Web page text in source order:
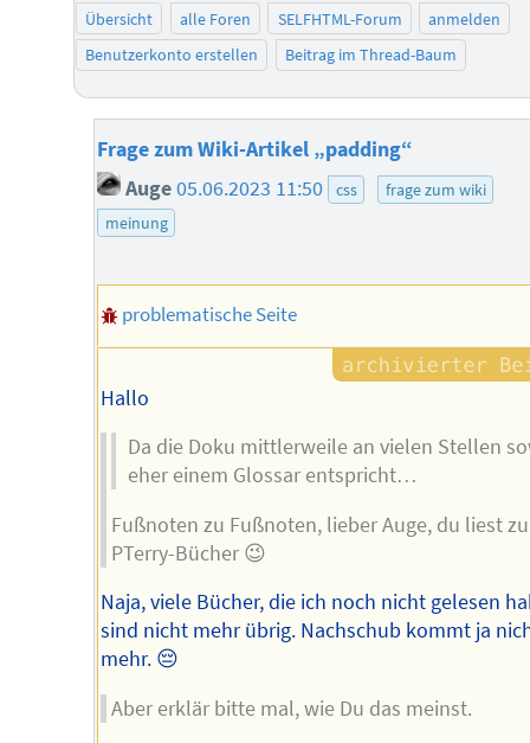
Übersicht alle Foren SELFHTML-Forum
anmelden
Benutzerkonto erstellen
Beitrag im Thread-Baum
Frage zum Wiki-Artikel „padding“
Auge05.06.2023 11:50 css
frage zum wiki
meinung
problematische Seite
Hallo
Da die Doku mittlerweile an vielen Stellen
eher einem Glossar entspricht…
Fußnoten zu Fußnoten, lieber Auge, du liest
PTerry-Bücher 😉
Naja, viele Bücher, die ich noch nicht gelesen
sind nicht mehr übrig. Nachschub kommt ja
mehr. 😔
Aber erklär bitte mal, wie Du das meinst.